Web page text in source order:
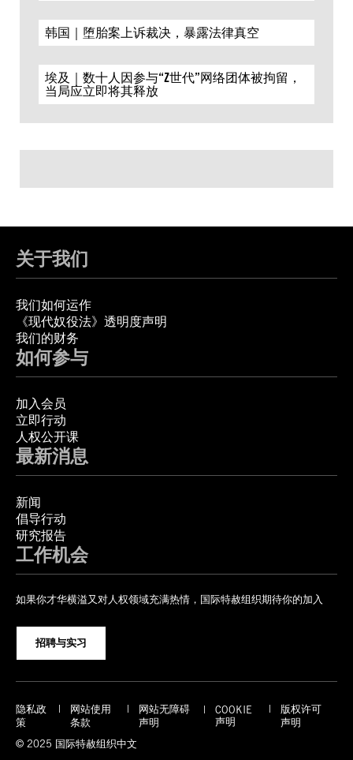
韩国｜堕胎案上诉裁决，暴露法律真空
埃及｜数十人因参与“Z世代”网络团体被拘留，
当局应立即将其释放
关于我们
我们如何运作
《现代奴役法》透明度声明
我们的财务
如何参与
加入会员
立即行动
人权公开课
最新消息
新闻
倡导行动
研究报告
工作机会
如果你才华横溢又对人权领域充满热情，国际特赦组织期待你的加入
招聘与实习
隐私政
策
网站使用
条款
网站无障碍
声明
COOKIE
声明
版权许可
声明
© 2025 国际特赦组织中文